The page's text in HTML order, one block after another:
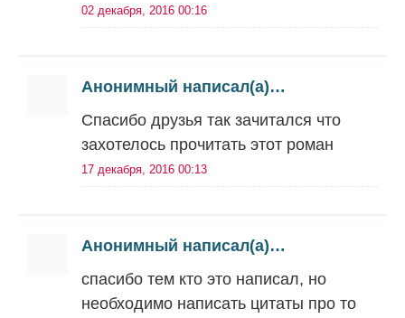
02 декабря, 2016 00:16
Анонимный написал(а)…
Спасибо друзья так зачитался что
захотелось прочитать этот роман
17 декабря, 2016 00:13
Анонимный написал(а)…
спасибо тем кто это написал, но
необходимо написать цитаты про то